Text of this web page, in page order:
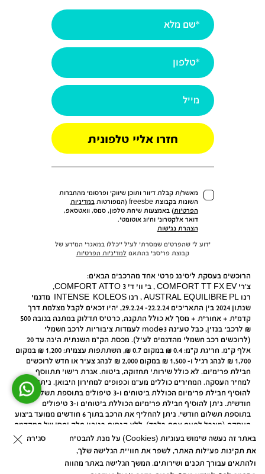
באתר זה נעשה שימוש בעוגיות (Cookies) על מנת להבטיח
את תקינות פעילות האתר, לשפר את חוויית הגלישה שלך,
ולהתאים עבורך תכנים ושירותים. המשך הגלישה באתר מהווה
סגירה
מאשר/ת קבלת דיוור ותוכן שיווקי ופרסומי מהחברות
השונות בקבוצת freesbe (המפורטות
במדיניות
הפרטיות) באמצעות שיחת טלפון, סמס, וואטסאפ,
דואר אלקטרוני וחיוג אוטומטי.
הצהרת נגישות
ידוע לי שהפרטים שמסרתי לעיל ייכללו במאגרי המידע של
קבוצת פריסבי בהתאם למדיניות הפרטיות
הרוכשים בעסקת ליסינג פרטי אחד מהרכבים הבאים:
צ'רי COMFORT TT FX EV , בי ווי די COMFORT ATTO 3,
רנו AUSTRAL EQUILIBRE PL , רנו INTENSE KOLEOS מדגמי
שנתון 2024 בין התאריכים 22.2.24- 29.2.24, יהיו זכאים לקבל מצלמת דרך
קדמית + אחורית + מסך לא כולל התקנה, כרטיס תדלוק במתנה בגובה 500
₪ לרכבי בנזין, כבל טעינה mode3 לעמדות ציבוריות לרכב חשמלי
(לרוכשים רכב חשמלי מהדגמים לעיל). מכסת הק"מ השנתית הינה עד 20
אלף ק"מ. חריגת ק"מ: 0.4 ₪ במקום 0.7 ₪, השתתפות עצמית: 1,200 ₪ במקום
1,700 ₪ לנהג רגיל ו- 1,500 ₪ במקום 2,000 ₪ לנהג צעיר או חדש לרוכשים
חבילת פרימיום. לא כולל שירותי תחזוקה, ביטוח. אגרת רישוי תתווסף
למחיר העסקה. המחירים כוללים מע"מ וכפופים למחירון היבואן. ניתן
להוסיף חבילת פרימיום הכוללת ביטוחים ו-3 טיפולים בתוספת תשלום
חודשית. ניתן להוסיף חבילת פרימיום הכוללת ביטוחים ו-3 טיפולים
בתוספת תשלום חודשי. ניתן להחליף את הרכב בתוך 6 חודשים ממועד ביצוע
העסקה (מוגבל לפעם אחת בלבד), ללא קנסות בניכוי חלק יחסי של המקדמה
ולהתקשר בעסקת ליסינג חדשה, בהתאם לתקנון שבאתר פריסבי ולתנאים
36X חודשים (צמוד למדד המחירים לצרכן). ההתקשרות כפופה לבדיקה
ואישור החברה. צבע מטאלי בתוספת תשלום. לא כולל פתרונות טעינה.